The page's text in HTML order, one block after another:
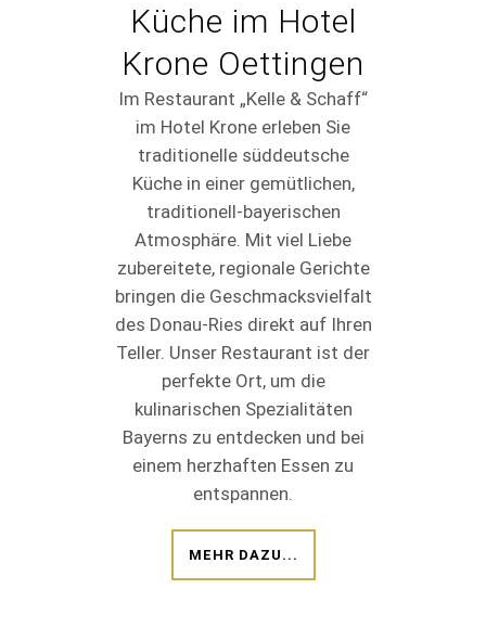
Küche im Hotel
Krone Oettingen
Im Restaurant „Kelle & Schaff“
im Hotel Krone erleben Sie
traditionelle süddeutsche
Küche in einer gemütlichen,
traditionell-bayerischen
Atmosphäre. Mit viel Liebe
zubereitete, regionale Gerichte
bringen die Geschmacksvielfalt
des Donau-Ries direkt auf Ihren
Teller. Unser Restaurant ist der
perfekte Ort, um die
kulinarischen Spezialitäten
Bayerns zu entdecken und bei
einem herzhaften Essen zu
entspannen.
MEHR DAZU...